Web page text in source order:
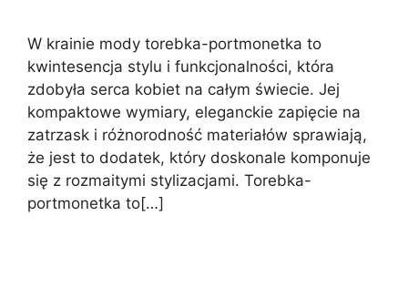
W krainie mody torebka-portmonetka to
kwintesencja stylu i funkcjonalności, która
zdobyła serca kobiet na całym świecie. Jej
kompaktowe wymiary, eleganckie zapięcie na
zatrzask i różnorodność materiałów sprawiają,
że jest to dodatek, który doskonale komponuje
się z rozmaitymi stylizacjami. Torebka-
portmonetka to[…]